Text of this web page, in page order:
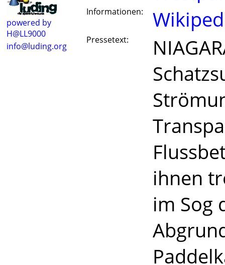
powered by
H@LL9000
info@luding.org
Informationen:
Pressetext:
ihnen
im Sog